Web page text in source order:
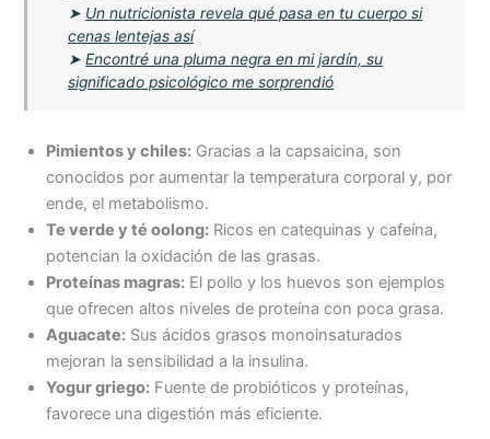
➤ Un nutricionista revela qué pasa en tu cuerpo si
cenas lentejas así
➤Encontré una pluma negra en mi jardín, su
significado psicológico me sorprendió
Pimientos y chiles: Gracias a la capsaicina, son
conocidos por aumentar la temperatura corporal y, por
ende, el metabolismo.
Te verde y té oolong: Ricos en catequinas y cafeína,
potencian la oxidación de las grasas.
Proteínas magras: El pollo y los huevos son ejemplos
que ofrecen altos niveles de proteína con poca grasa.
Aguacate: Sus ácidos grasos monoinsaturados
mejoran la sensibilidad a la insulina.
Yogur griego: Fuente de probióticos y proteínas,
favorece una digestión más eficiente.